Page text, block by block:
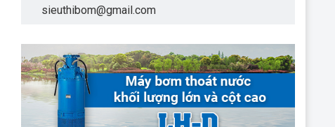
sieuthibom@gmail.com